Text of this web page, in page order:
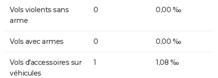
Vols violents sans
arme
0 0,00 ‰
Vols avec armes 0 0,00 ‰
Vols d'accessoires sur
véhicules
1 1,08 ‰